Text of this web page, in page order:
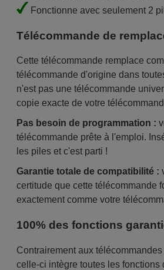
Fonctionne avec seulement 2
Télécommande de
Cette télécommande remplace
télécommande d'origine dans
n'est pas une télécommande
copie exacte de votre
Pas besoin de programmation :
télécommande prête à l'emploi.
les piles et c'est parti !
Garantie totale de compatibilité :
certitude que cette télécommande
exactement comme votre
100% des fonctions
Contrairement aux
celle-ci intègre toutes les fonctions